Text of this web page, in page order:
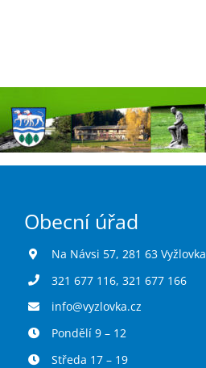
Obecní úřad
Na Návsi 57, 281 63 Vyžlovka
321 677 116, 321 677 166
info@vyzlovka.cz
Pondělí 9 – 12
Středa 17 – 19